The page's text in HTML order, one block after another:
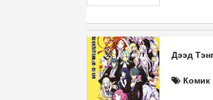
Дээд
Комик